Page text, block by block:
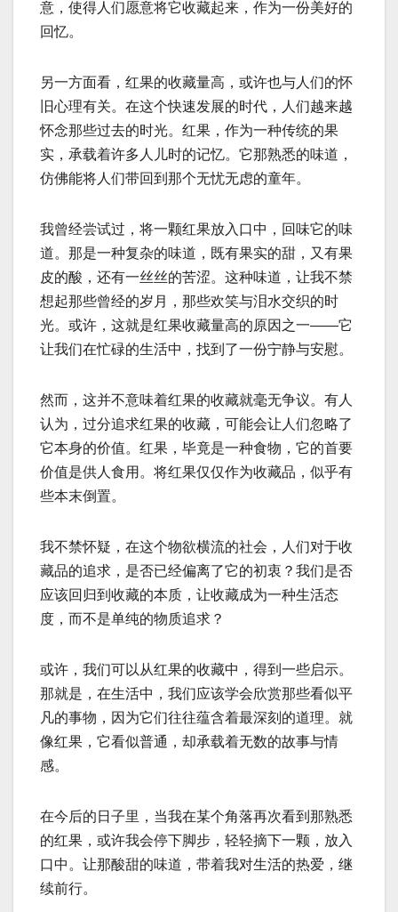
意，使得人们愿意将它收藏起来，作为一份美好的
回忆。
另一方面看，红果的收藏量高，或许也与人们的怀
旧心理有关。在这个快速发展的时代，人们越来越
怀念那些过去的时光。红果，作为一种传统的果
实，承载着许多人儿时的记忆。它那熟悉的味道，
仿佛能将人们带回到那个无忧无虑的童年。
我曾经尝试过，将一颗红果放入口中，回味它的味
道。那是一种复杂的味道，既有果实的甜，又有果
皮的酸，还有一丝丝的苦涩。这种味道，让我不禁
想起那些曾经的岁月，那些欢笑与泪水交织的时
光。或许，这就是红果收藏量高的原因之一——它
让我们在忙碌的生活中，找到了一份宁静与安慰。
然而，这并不意味着红果的收藏就毫无争议。有人
认为，过分追求红果的收藏，可能会让人们忽略了
它本身的价值。红果，毕竟是一种食物，它的首要
价值是供人食用。将红果仅仅作为收藏品，似乎有
些本末倒置。
我不禁怀疑，在这个物欲横流的社会，人们对于收
藏品的追求，是否已经偏离了它的初衷？我们是否
应该回归到收藏的本质，让收藏成为一种生活态
度，而不是单纯的物质追求？
或许，我们可以从红果的收藏中，得到一些启示。
那就是，在生活中，我们应该学会欣赏那些看似平
凡的事物，因为它们往往蕴含着最深刻的道理。就
像红果，它看似普通，却承载着无数的故事与情
感。
在今后的日子里，当我在某个角落再次看到那熟悉
的红果，或许我会停下脚步，轻轻摘下一颗，放入
口中。让那酸甜的味道，带着我对生活的热爱，继
续前行。